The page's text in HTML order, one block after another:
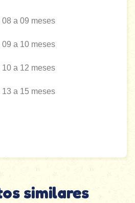
08 a 09 meses
09 a 10 meses
10 a 12 meses
13 a 15 meses
similares